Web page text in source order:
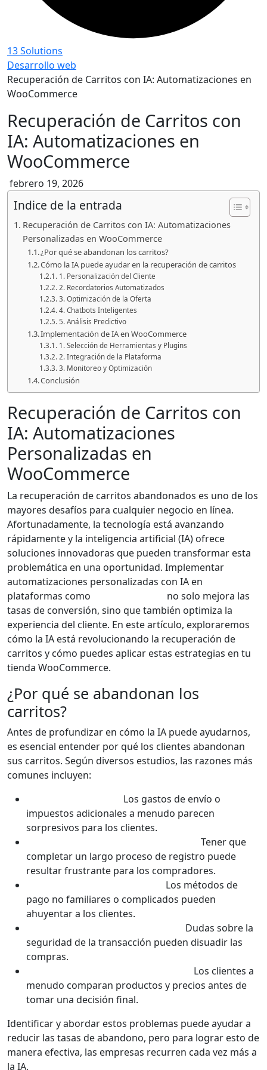
13 Solutions
Desarrollo web
Recuperación de Carritos con IA: Automatizaciones en
WooCommerce
Recuperación de Carritos con
IA: Automatizaciones en
WooCommerce
febrero 19, 2026
Indice de la entrada
Recuperación de Carritos con IA: Automatizaciones
Personalizadas en WooCommerce
¿Por qué se abandonan los carritos?
Cómo la IA puede ayudar en la recuperación de carritos
1. Personalización del Cliente
2. Recordatorios Automatizados
3. Optimización de la Oferta
4. Chatbots Inteligentes
5. Análisis Predictivo
Implementación de IA en WooCommerce
1. Selección de Herramientas y Plugins
2. Integración de la Plataforma
3. Monitoreo y Optimización
Conclusión
Recuperación de Carritos con
IA: Automatizaciones
Personalizadas en
WooCommerce
La recuperación de carritos abandonados es uno de los
mayores desafíos para cualquier negocio en línea.
Afortunadamente, la tecnología está avanzando
rápidamente y la inteligencia artificial (IA) ofrece
soluciones innovadoras que pueden transformar esta
problemática en una oportunidad. Implementar
automatizaciones personalizadas con IA en
plataformas como
no solo mejora las
tasas de conversión, sino que también optimiza la
experiencia del cliente. En este artículo, exploraremos
cómo la IA está revolucionando la recuperación de
carritos y cómo puedes aplicar estas estrategias en tu
tienda WooCommerce.
¿Por qué se abandonan los
carritos?
Antes de profundizar en cómo la IA puede ayudarnos,
es esencial entender por qué los clientes abandonan
sus carritos. Según diversos estudios, las razones más
comunes incluyen:
Los gastos de envío o
impuestos adicionales a menudo parecen
sorpresivos para los clientes.
Tener que
completar un largo proceso de registro puede
resultar frustrante para los compradores.
Los métodos de
pago no familiares o complicados pueden
ahuyentar a los clientes.
Dudas sobre la
seguridad de la transacción pueden disuadir las
compras.
Los clientes a
menudo comparan productos y precios antes de
tomar una decisión final.
Identificar y abordar estos problemas puede ayudar a
reducir las tasas de abandono, pero para lograr esto de
manera efectiva, las empresas recurren cada vez más a
la IA.